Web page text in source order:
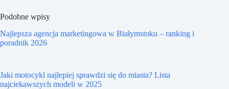
Podobne wpisy
Najlepsza agencja marketingowa w Białymstoku – ranking i
poradnik 2026
Jaki motocykl najlepiej sprawdzi się do miasta? Lista
najciekawszych modeli w 2025